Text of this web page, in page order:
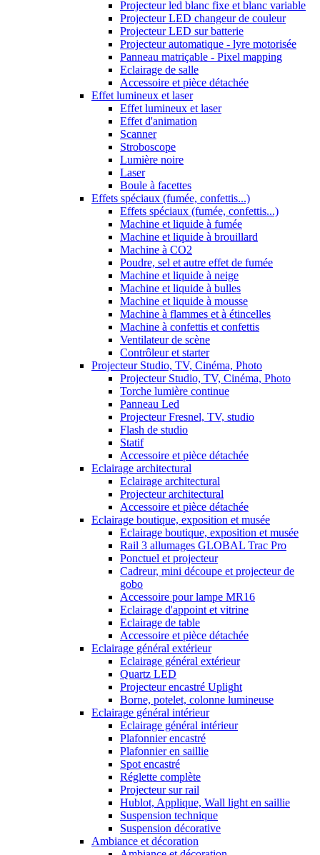
Projecteur led blanc fixe et blanc variable
Projecteur LED changeur de couleur
Projecteur LED sur batterie
Projecteur automatique - lyre motorisée
Panneau matriçable - Pixel mapping
Eclairage de salle
Accessoire et pièce détachée
Effet lumineux et laser
Effet lumineux et laser
Effet d'animation
Scanner
Stroboscope
Lumière noire
Laser
Boule à facettes
Effets spéciaux (fumée, confettis...)
Effets spéciaux (fumée, confettis...)
Machine et liquide à fumée
Machine et liquide à brouillard
Machine à CO2
Poudre, sel et autre effet de fumée
Machine et liquide à neige
Machine et liquide à bulles
Machine et liquide à mousse
Machine à flammes et à étincelles
Machine à confettis et confettis
Ventilateur de scène
Contrôleur et starter
Projecteur Studio, TV, Cinéma, Photo
Projecteur Studio, TV, Cinéma, Photo
Torche lumière continue
Panneau Led
Projecteur Fresnel, TV, studio
Flash de studio
Statif
Accessoire et pièce détachée
Eclairage architectural
Eclairage architectural
Projecteur architectural
Accessoire et pièce détachée
Eclairage boutique, exposition et musée
Eclairage boutique, exposition et musée
Rail 3 allumages GLOBAL Trac Pro
Ponctuel et projecteur
Cadreur, mini découpe et projecteur de
gobo
Accessoire pour lampe MR16
Eclairage d'appoint et vitrine
Eclairage de table
Accessoire et pièce détachée
Eclairage général extérieur
Eclairage général extérieur
Quartz LED
Projecteur encastré Uplight
Borne, potelet, colonne lumineuse
Eclairage général intérieur
Eclairage général intérieur
Plafonnier encastré
Plafonnier en saillie
Spot encastré
Réglette complète
Projecteur sur rail
Hublot, Applique, Wall light en saillie
Suspension technique
Suspension décorative
Ambiance et décoration